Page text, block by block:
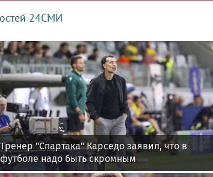
24СМИ
Тренер "Спартака" Карседо заявил, что в
футболе надо быть скромным